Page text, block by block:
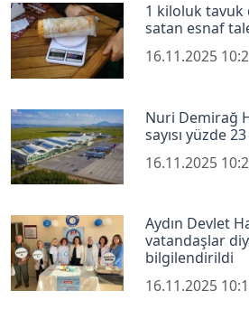
1 kiloluk tavuk
satan esnaf
16.11.2025
Nuri Demirağ
sayısı yüzde
16.11.2025
Aydın Devlet
vatandaşlar
bilgilendirildi
16.11.2025